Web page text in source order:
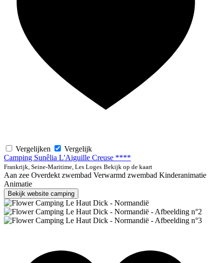
Vergelijken
Vergelijk
Camping Sunêlia L'Aiguille Creuse ****
Frankrijk, Seine-Maritime, Les Loges Bekijk op de kaart
Aan zee Overdekt zwembad Verwarmd zwembad Kinderanimatie
Animatie
Bekijk website camping